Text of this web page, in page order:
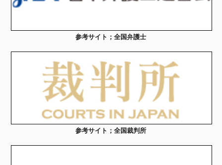
参考サイト；全国弁護士
参考サイト；全国裁判所